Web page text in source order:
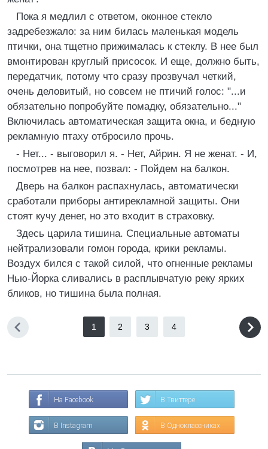
Пока я медлил с ответом, оконное стекло
задребезжало: за ним билась маленькая модель
птички, она тщетно прижималась к стеклу. В нее был
вмонтирован круглый присосок. И еще, должно быть,
передатчик, потому что сразу прозвучал четкий,
очень деловитый, но совсем не птичий голос: "...и
обязательно попробуйте помадку, обязательно..."
Включилась автоматическая защита окна, и бедную
рекламную птаху отбросило прочь.
- Нет... - выговорил я. - Нет, Айрин. Я не женат. - И,
посмотрев на нее, позвал: - Пойдем на балкон.
Дверь на балкон распахнулась, автоматически
сработали приборы антирекламной защиты. Они
стоят кучу денег, но это входит в страховку.
Здесь царила тишина. Специальные автоматы
нейтрализовали гомон города, крики рекламы.
Воздух бился с такой силой, что огненные рекламы
Нью-Йорка сливались в расплывчатую реку ярких
бликов, но тишина была полная.
1 2 3 4
На Facebook В Твиттере
В Instagram В Одноклассниках